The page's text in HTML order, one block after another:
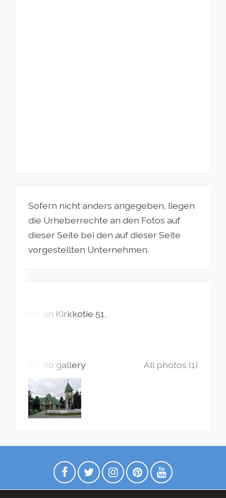
Sofern nicht anders angegeben, liegen
die Urheberrechte an den Fotos auf
dieser Seite bei den auf dieser Seite
vorgestellten Unternehmen.
Lentiiran Kirkkotie 51
Photo gallery All photos (1)